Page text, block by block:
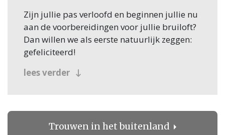
Zijn jullie pas verloofd en beginnen jullie nu
aan de voorbereidingen voor jullie bruiloft?
Dan willen we als eerste natuurlijk zeggen:
gefeliciteerd!
Veel bruidsparen beginnen hun zoektocht
inspiratie voor alle facetten van jullie
lees verder
Trouwen in het buitenland